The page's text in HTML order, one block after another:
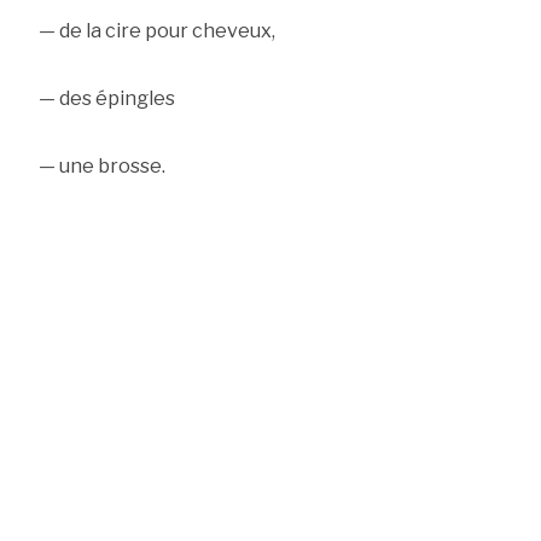
— de la cire pour cheveux,
— des épingles
— une brosse.